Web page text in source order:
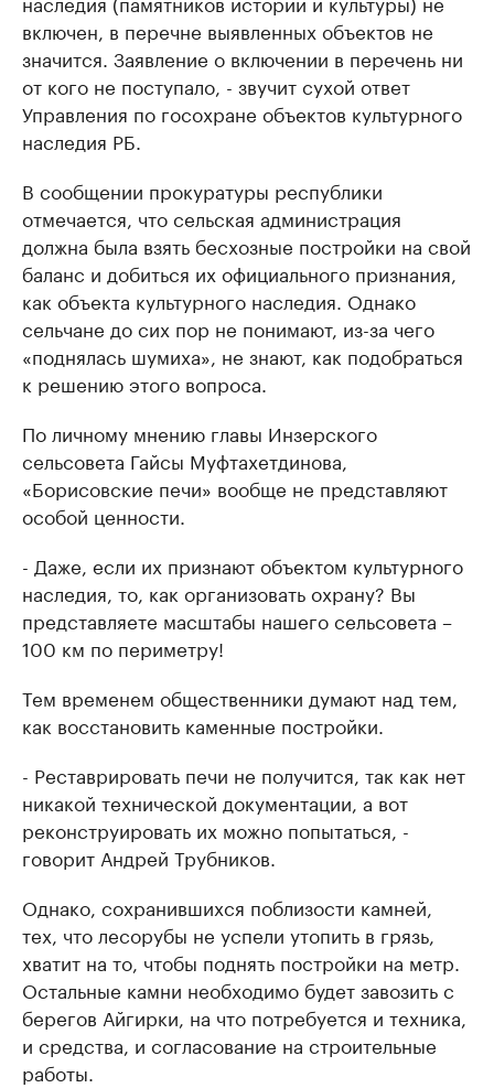
включен, в перечне выявленных объектов не
значится. Заявление о включении в перечень ни
от кого не поступало, - звучит сухой ответ
Управления по госохране объектов культурного
наследия РБ.
В сообщении прокуратуры республики
отмечается, что сельская администрация
должна была взять бесхозные постройки на свой
баланс и добиться их официального признания,
как объекта культурного наследия. Однако
сельчане до сих пор не понимают, из-за чего
«поднялась шумиха», не знают, как подобраться
к решению этого вопроса.
По личному мнению главы Инзерского
сельсовета Гайсы Муфтахетдинова,
«Борисовские печи» вообще не представляют
особой ценности.
- Даже, если их признают объектом культурного
наследия, то, как организовать охрану? Вы
представляете масштабы нашего сельсовета –
100 км по периметру!
Тем временем общественники думают над тем,
как восстановить каменные постройки.
- Реставрировать печи не получится, так как нет
никакой технической документации, а вот
реконструировать их можно попытаться, -
говорит Андрей Трубников.
Однако, сохранившихся поблизости камней,
тех, что лесорубы не успели утопить в грязь,
хватит на то, чтобы поднять постройки на метр.
Остальные камни необходимо будет завозить с
берегов Айгирки, на что потребуется и техника,
и средства, и согласование на строительные
работы.